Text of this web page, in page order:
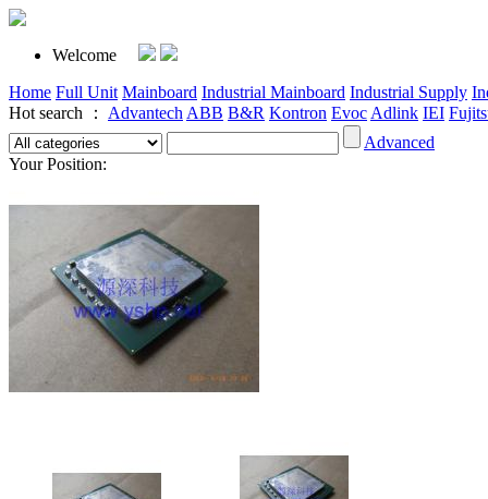
Welcome
Home Full Unit Mainboard Industrial Mainboard Industrial Supply
Hot search ： Advantech ABB B&R Kontron Evoc Adlink IEI
Advanced
Your Position: